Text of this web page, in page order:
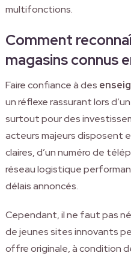
multifonctions.
Comment
magasins connus
Faire confiance à des
un réflexe rassurant lors
surtout pour des
acteurs majeurs disposent
claires, d’un numéro de
réseau logistique
délais annoncés.
Cependant, il ne faut pas
de jeunes sites innovants
offre originale, à condition